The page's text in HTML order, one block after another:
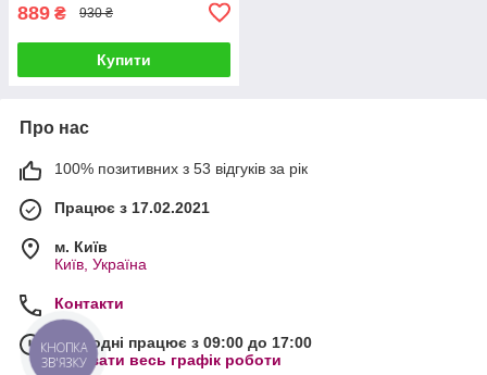
889 ₴ 930 ₴
Купити
Про нас
100% позитивних з 53 відгуків за рік
Працює з 17.02.2021
м. Київ
Київ, Україна
Контакти
Сьогодні працює з 09:00 до 17:00
Показати весь графік роботи
КНОПКА
ЗВ'ЯЗКУ